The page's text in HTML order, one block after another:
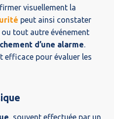
visuellement la
peut ainsi constater
ou tout autre événement
d’une alarme
efficace pour évaluer les
, souvent effectuée par un